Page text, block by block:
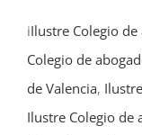
iIlustre Colegio
Colegio de
de Valencia,
Ilustre Colegio de